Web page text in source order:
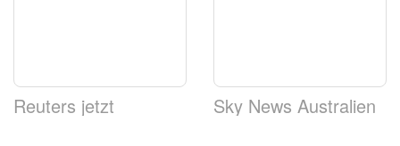
Reuters jetzt Sky News Australien